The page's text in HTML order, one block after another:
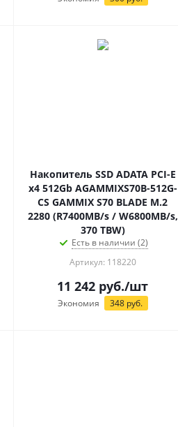
Накопитель SSD ADATA PCI-E
x4 512Gb AGAMMIXS70B-512G-
CS GAMMIX S70 BLADE M.2
2280 (R7400MB/s / W6800MB/s,
370 TBW)
Есть в наличии (2)
Артикул: 118220
11 242 руб./шт
Экономия 348руб.